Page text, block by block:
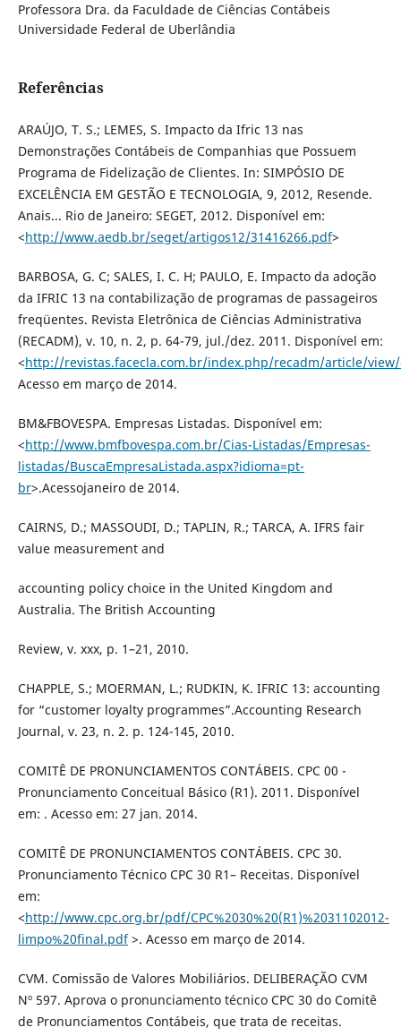
Professora Dra. da Faculdade de Ciências Contábeis
Universidade Federal de Uberlândia
Referências
ARAÚJO, T. S.; LEMES, S. Impacto da Ifric 13 nas
Demonstrações Contábeis de Companhias que Possuem
Programa de Fidelização de Clientes. In: SIMPÓSIO DE
EXCELÊNCIA EM GESTÃO E TECNOLOGIA, 9, 2012, Resende.
Anais... Rio de Janeiro: SEGET, 2012. Disponível em:
<http://www.aedb.br/seget/artigos12/31416266.pdf>
BARBOSA, G. C; SALES, I. C. H; PAULO, E. Impacto da adoção
da IFRIC 13 na contabilização de programas de passageiros
freqüentes. Revista Eletrônica de Ciências Administrativa
(RECADM), v. 10, n. 2, p. 64-79, jul./dez. 2011. Disponível em:
<http://revistas.facecla.com.br/index.php/recadm/article/
Acesso em março de 2014.
BM&FBOVESPA. Empresas Listadas. Disponível em:
<http://www.bmfbovespa.com.br/Cias-Listadas/Empresas-
listadas/BuscaEmpresaListada.aspx?idioma=pt-
br>.Acessojaneiro de 2014.
CAIRNS, D.; MASSOUDI, D.; TAPLIN, R.; TARCA, A. IFRS fair
value measurement and
accounting policy choice in the United Kingdom and
Australia. The British Accounting
Review, v. xxx, p. 1–21, 2010.
CHAPPLE, S.; MOERMAN, L.; RUDKIN, K. IFRIC 13: accounting
for “customer loyalty programmes”.Accounting Research
Journal, v. 23, n. 2. p. 124-145, 2010.
COMITÊ DE PRONUNCIAMENTOS CONTÁBEIS. CPC 00 -
Pronunciamento Conceitual Básico (R1). 2011. Disponível
em: . Acesso em: 27 jan. 2014.
COMITÊ DE PRONUNCIAMENTOS CONTÁBEIS. CPC 30.
Pronunciamento Técnico CPC 30 R1– Receitas. Disponível
em:
<http://www.cpc.org.br/pdf/CPC%2030%20(R1)%2031102012-
limpo%20final.pdf>. Acesso em março de 2014.
CVM. Comissão de Valores Mobiliários. DELIBERAÇÃO CVM
Nº 597. Aprova o pronunciamento técnico CPC 30 do Comitê
de Pronunciamentos Contábeis, que trata de receitas.